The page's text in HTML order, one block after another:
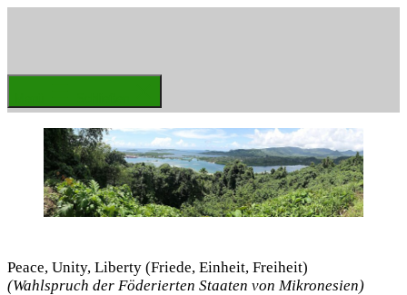
Weltenbummler
Peace, Unity, Liberty (Friede, Einheit, Freiheit)
(Wahlspruch der Föderierten Staaten von Mikronesien)